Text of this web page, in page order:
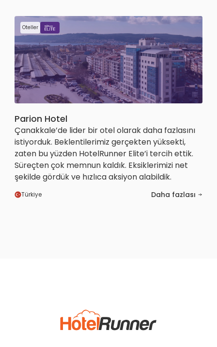
Oteller
Parion Hotel
Çanakkale’de lider bir otel olarak daha fazlasını
istiyorduk. Beklentilerimiz gerçekten yüksekti,
zaten bu yüzden HotelRunner Elite’i tercih ettik.
Süreçten çok memnun kaldık. Eksiklerimizi net
şekilde gördük ve hızlıca aksiyon alabildik.
Türkiye Daha fazlası